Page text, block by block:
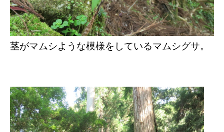
茎がマムシような模様をしているマムシグサ。